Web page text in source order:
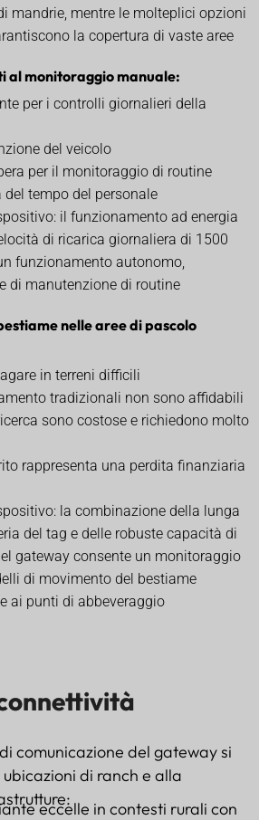
mandrie, mentre le molteplici opzioni
la copertura di vaste aree
al monitoraggio manuale:
per i controlli giornalieri della
del veicolo
per il monitoraggio di routine
tempo del personale
il funzionamento ad energia
di ricarica giornaliera di 1500
funzionamento autonomo,
di manutenzione di routine
nelle aree di pascolo
in terreni difficili
tradizionali non sono affidabili
sono costose e richiedono molto
rappresenta una perdita finanziaria
la combinazione della lunga
del tag e delle robuste capacità di
gateway consente un monitoraggio
di movimento del bestiame
ai punti di abbeveraggio
comunicazione del gateway si
di ranch e alla
eccelle in contesti rurali con